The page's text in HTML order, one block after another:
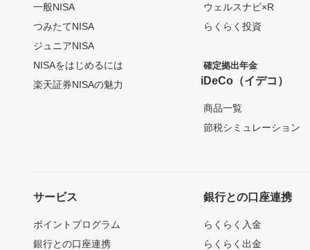
一般NISA
つみたてNISA
ジュニアNISA
NISAをはじめるには
楽天証券NISAの魅力
ウェルスナビ×R
らくらく投資
確定拠出年金
iDeCo（イデコ）
商品一覧
節税シミュレーション
サービス
ポイントプログラム
銀行との口座連携
銀行との口座連携
らくらく入金
らくらく出金